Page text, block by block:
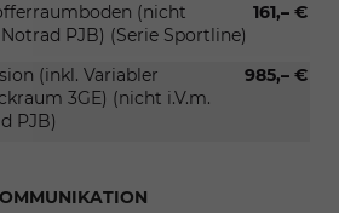
161,– €
(nicht
PJB) (Serie Sportline)
985,– €
(inkl. Variabler
3GE) (nicht i.V.m.
PJB)